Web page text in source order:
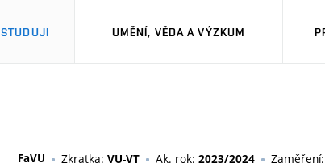
STUDUJI UMĚNÍ, VĚDA A VÝZKUM
FaVU Zkratka: VU-VT Ak. rok: 2023/2024 Zaměření: